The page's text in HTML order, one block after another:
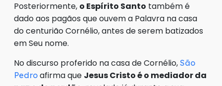
Posteriormente, o Espírito Santo também é
dado aos pagãos que ouvem a Palavra na casa
do centurião Cornélio, antes de serem batizados
em Seu nome.
No discurso proferido na casa de Cornélio, São
Pedro afirma que Jesus Cristo é o mediador da